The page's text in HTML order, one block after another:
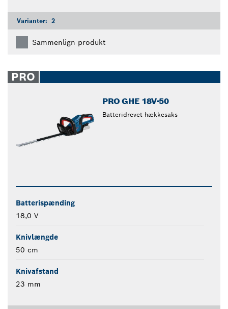
Varianter: 2
Sammenlign produkt
PRO
PRO GHE 18V-50
Batteridrevet hækkesaks
Batterispænding
18,0 V
Knivlængde
50 cm
Knivafstand
23 mm